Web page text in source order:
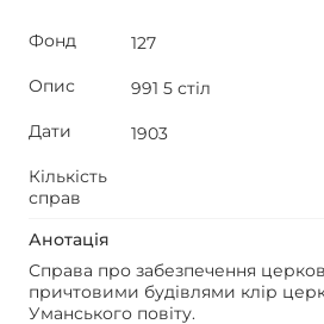
Фонд
127
Опис
991 5 стіл
Дати
1903
Кількість
справ
Анотація
Справа про забезпечення
причтовими будівлями клір
Уманського повіту.